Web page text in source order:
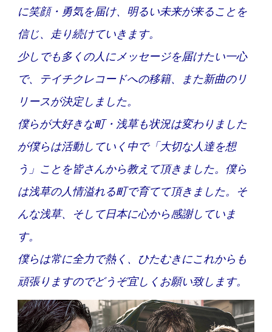
に笑顔・勇気を届け、明るい未来が来ることを
信じ、走り続けていきます。
少しでも多くの人にメッセージを届けたい一心
で、テイチクレコードへの移籍、また新曲のリ
リースが決定しました。
僕らが大好きな町・浅草も状況は変わりました
が僕らは活動していく中で「大切な人達を想
う」ことを皆さんから教えて頂きました。僕ら
は浅草の人情溢れる町で育てて頂きました。そ
んな浅草、そして日本に心から感謝していま
す。
僕らは常に全力で熱く、ひたむきにこれからも
頑張りますのでどうぞ宜しくお願い致します。